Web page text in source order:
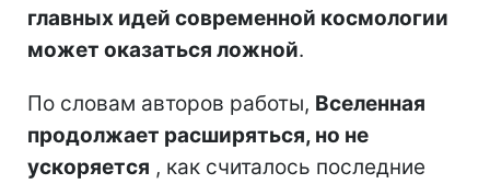
главных идей современной космологии
может оказаться ложной.
По словам авторов работы, Вселенная
продолжает расширяться, но не
ускоряется , как считалось последние